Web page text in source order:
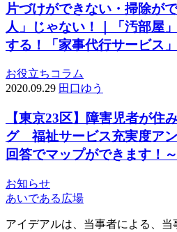
片づけができない・掃除が
人」じゃない！｜「汚部屋
する！「家事代行サービス
お役立ち コラム
2020.09.29 田口ゆう
【東京23区】障害児者が住
グ 福祉サービス充実度ア
回答でマップができます！～
お知らせ
あいである広場
アイデアルは、当事者による、当